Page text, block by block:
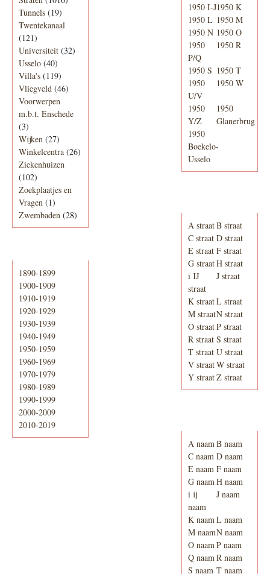
Tunnels (19)
Twentekanaal
(121)
Universiteit (32)
Usselo (40)
Villa's (119)
Vliegveld (46)
Voorwerpen
m.b.t. Enschede
(3)
Wijken (27)
Winkelcentra (26)
Ziekenhuizen
(102)
Zoekplaatjes en
Vragen (1)
Zwembaden (28)
1890-1899
1900-1909
1910-1919
1920-1929
1930-1939
1940-1949
1950-1959
1960-1969
1970-1979
1980-1989
1990-1999
2000-2009
2010-2019
1950 I-J1950 K
1950 L 1950 M
1950 N 1950 O
1950
P/Q
1950 R
1950 S 1950 T
1950
U/V
1950 W
1950
Y/Z
1950
Glanerbrug
1950
Boekelo-
Usselo
A straatB straat
C straat D straat
E straat F straat
G straatH straat
i IJ
straat
J straat
K straatL straat
M straatN straat
O straatP straat
R straat S straat
T straat U straat
V straatW straat
Y straatZ straat
A naamB naam
C naam D naam
E naam F naam
G naamH naam
i ij
naam
J naam
K naamL naam
M naamN naam
O naamP naam
Q naamR naam
S naam T naam